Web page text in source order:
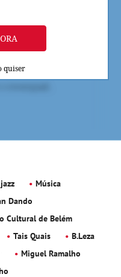
quiser
Música
Dando
Cultural de Belém
Tais Quais
B.Leza
Miguel Ramalho